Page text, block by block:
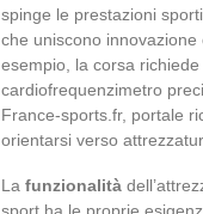
spinge le prestazioni
che uniscono
esempio, la corsa
cardiofrequenzimetro
France-sports.fr, portale
orientarsi verso
La funzionalità
sport ha le proprie